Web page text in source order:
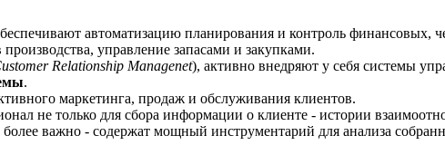
автоматизацию планирования и контроль финансовых,
управление запасами и закупками.
Relationship Managenet), активно внедряют у себя системы
.
маркетинга, продаж и обслуживания клиентов.
не только для сбора информации о клиенте - истории
важно - содержат мощный инструментарий для анализа